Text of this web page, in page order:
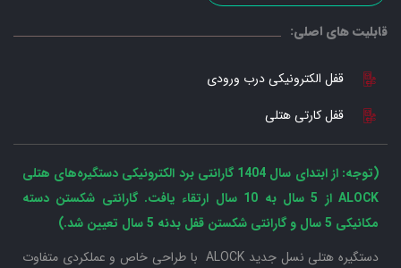
قابلیت های اصلی:
قفل الکترونیکی درب ورودی
قفل کارتی هتلی
(توجه: از ابتدای سال 1404 گارانتی برد الکترونیکی دستگیره‌های هتلی
ALOCK از 5 سال به 10 سال ارتقاء یافت. گارانتی شکستن دسته
مکانیکی 5 سال و گارانتی شکستن قفل بدنه 5 سال تعیین شد.)
دستگیره هتلی نسل جدید ALOCK با طراحی خاص و عملکردی متفاوت